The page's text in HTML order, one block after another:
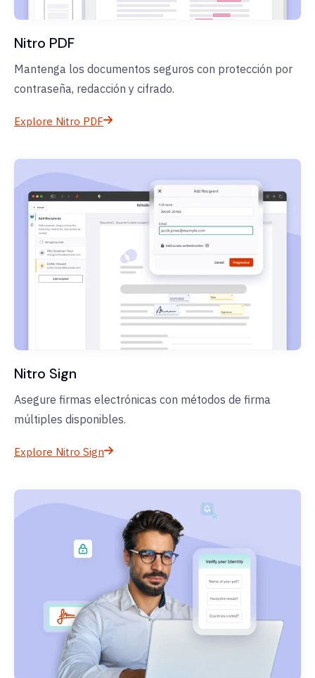
Nitro PDF
Mantenga los documentos seguros con protección por
contraseña, redacción y cifrado.
Explore Nitro PDF
Nitro Sign
Asegure firmas electrónicas con métodos de firma
múltiples disponibles.
Explore Nitro Sign